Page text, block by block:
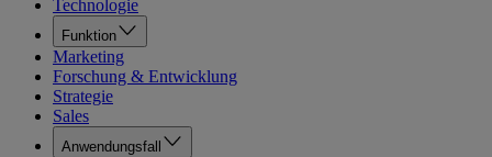
Technologie
Funktion
Marketing
Forschung & Entwicklung
Strategie
Sales
Anwendungsfall